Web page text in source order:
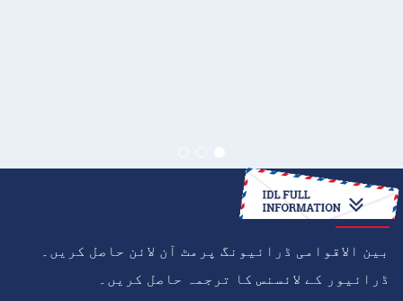
کیسے
بین الاقوامی ڈرائیونگ پرمٹ آن لائن حاصل کریں۔
ڈرائیور کے لائسنس کا ترجمہ حاصل کریں۔